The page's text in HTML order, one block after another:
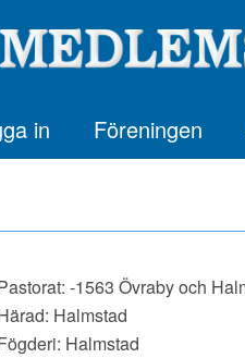
in Föreningen
-1563 Övraby och
Halmstad
Halmstad